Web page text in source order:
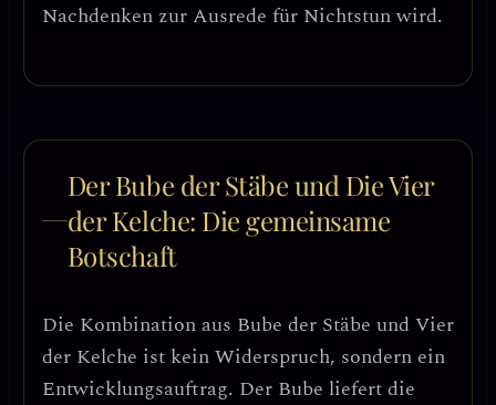
Nachdenken zur Ausrede für Nichtstun wird.
Der Bube der Stäbe und Die Vier
der Kelche: Die gemeinsame
Botschaft
Die Kombination aus Bube der Stäbe und Vier
der Kelche ist kein Widerspruch, sondern ein
Entwicklungsauftrag. Der Bube liefert die